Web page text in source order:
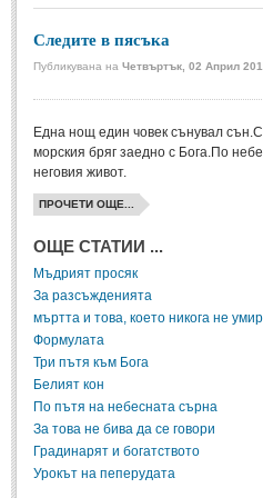
Мъдрости за щастието
Мъдрости за приятелството
Мъдрости на велики хора
ФИЛОСОФИЯ
ФИЛОСОФИЯ
Житейска философия
Следите в пясъка
Публикувана на Четвъртък, 02 Април
Една нощ един човек сънувал
морския бряг заедно с Бога.По
неговия живот.
ПРОЧЕТИ ОЩЕ...
ОЩЕ СТАТИИ ...
Мъдрият просяк
За разсъжденията
мъртта и това, което никога не
Формулата
Три пътя към Бога
Белият кон
По пътя на небесната сърна
За това не бива да се говори
Градинарят и богатството
Урокът на пеперудата